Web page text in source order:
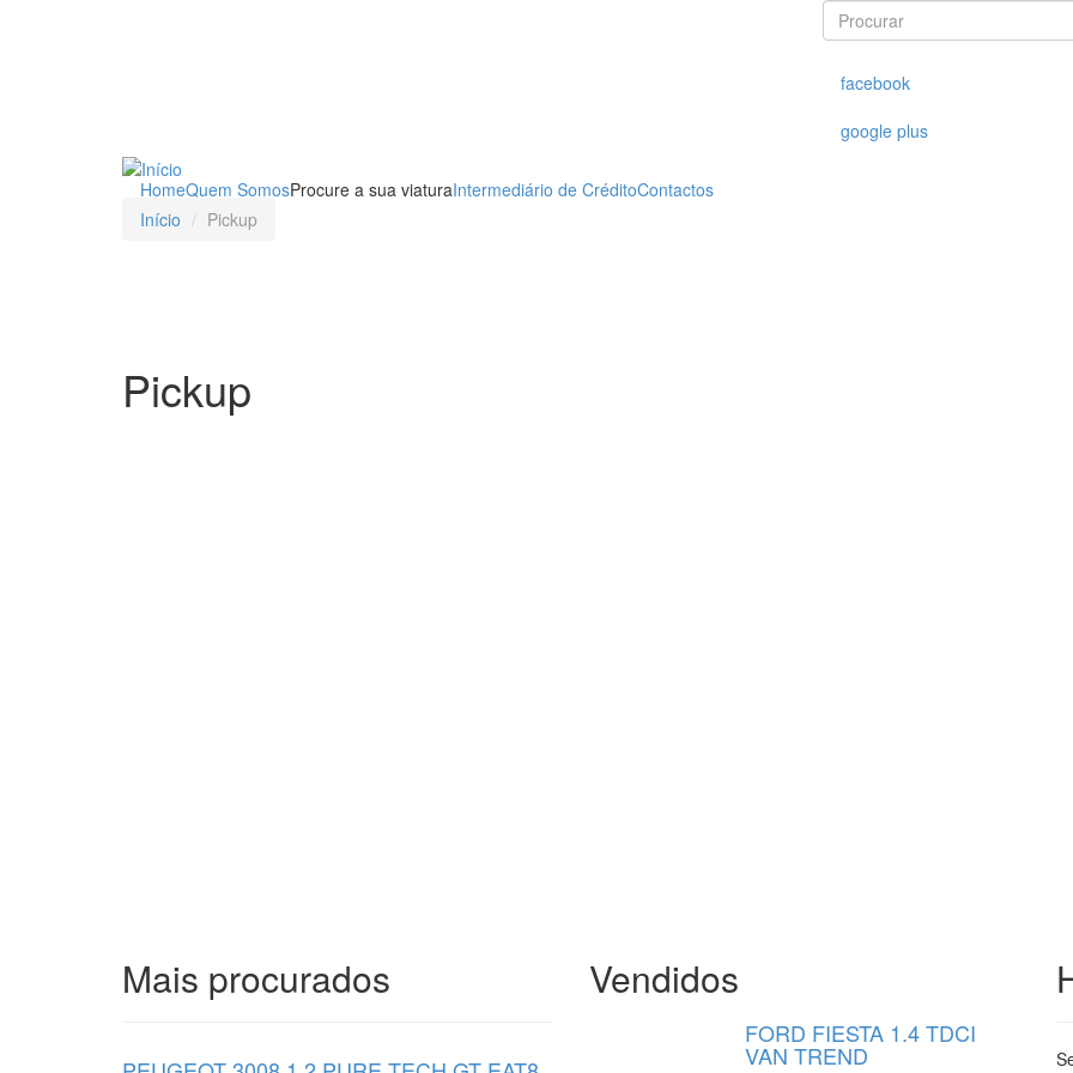
Procurar
facebook
google plus
HomeQuem SomosProcure a sua viaturaIntermediário de CréditoContactos
Início
Pickup
Pickup
Mais procurados Vendidos
FORD FIESTA 1.4 TDCI
VAN TREND